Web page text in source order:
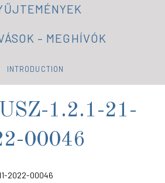
– MEGHÍVÓK
INTRODUCTION
1.2.1-21-
00046
2022-00046